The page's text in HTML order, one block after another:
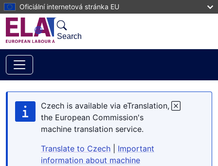
Skip to main content
Oficiální internetová stránka EU
Search
Czech is available via eTranslation,
the European Commission's
machine translation service.
Translate to Czech
Important
information about machine